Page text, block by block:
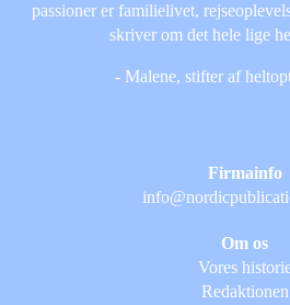
passioner er familielivet,
skriver om det hele lige
- Malene, stifter af
Firmainfo
Om os
Vores
Redaktionen